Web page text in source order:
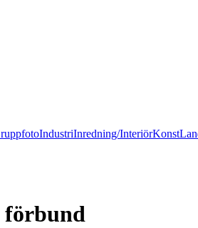
IndustriInredning/InteriörKonst
förbund